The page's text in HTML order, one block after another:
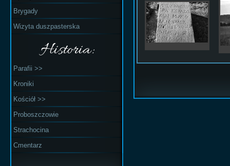
Brygady
Wizyta duszpasterska
Historia:
Parafii >>
Kroniki
Kościół >>
Proboszczowie
Strachocina
Cmentarz